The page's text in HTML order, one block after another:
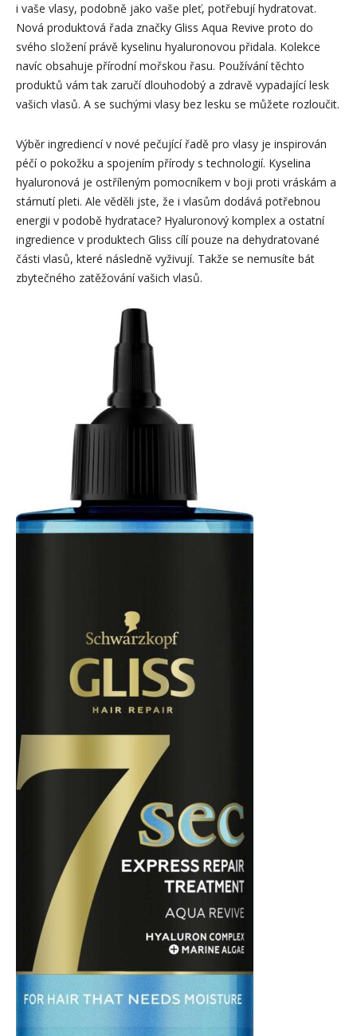
i vaše vlasy, podobně jako vaše pleť, potřebují hydratovat.
Nová produktová řada značky Gliss Aqua Revive proto do
svého složení právě kyselinu hyaluronovou přidala. Kolekce
navíc obsahuje přírodní mořskou řasu. Používání těchto
produktů vám tak zaručí dlouhodobý a zdravě vypadající lesk
vašich vlasů. A se suchými vlasy bez lesku se můžete rozloučit.
Výběr ingrediencí v nové pečující řadě pro vlasy je inspirován
péčí o pokožku a spojením přírody s technologií. Kyselina
hyaluronová je ostříleným pomocníkem v boji proti vráskám a
stárnutí pleti. Ale věděli jste, že i vlasům dodává potřebnou
energii v podobě hydratace? Hyaluronový komplex a ostatní
ingredience v produktech Gliss cílí pouze na dehydratované
části vlasů, které následně vyživují. Takže se nemusíte bát
zbytečného zatěžování vašich vlasů.